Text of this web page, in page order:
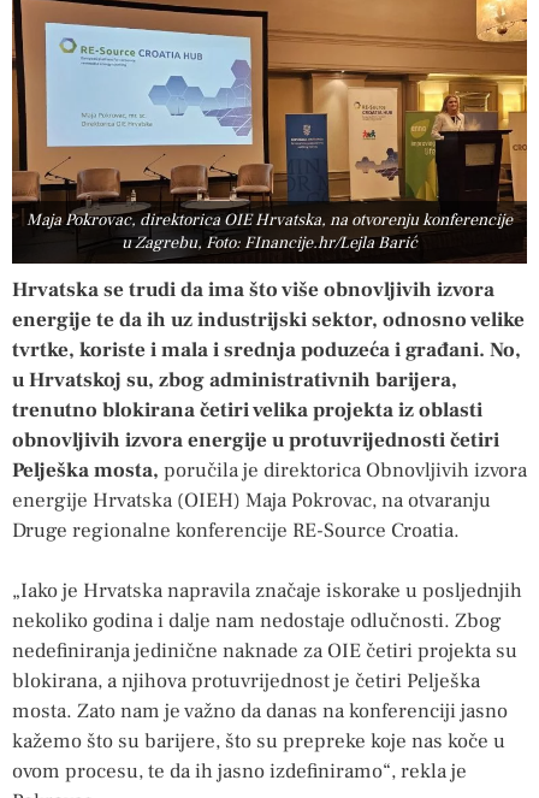
Maja Pokrovac, direktorica OIE Hrvatska, na otvorenju konferencije
u Zagrebu, Foto: FInancije.hr/Lejla Barić
Hrvatska se trudi da ima što više obnovljivih izvora
energije te da ih uz industrijski sektor, odnosno velike
tvrtke, koriste i mala i srednja poduzeća i građani. No,
u Hrvatskoj su, zbog administrativnih barijera,
trenutno blokirana četiri velika projekta iz oblasti
obnovljivih izvora energije u protuvrijednosti četiri
Pelješka mosta, poručila je direktorica Obnovljivih izvora
energije Hrvatska (OIEH) Maja Pokrovac, na otvaranju
Druge regionalne konferencije RE-Source Croatia.
„Iako je Hrvatska napravila značaje iskorake u posljednjih
nekoliko godina i dalje nam nedostaje odlučnosti. Zbog
nedefiniranja jedinične naknade za OIE četiri projekta su
blokirana, a njihova protuvrijednost je četiri Pelješka
mosta. Zato nam je važno da danas na konferenciji jasno
kažemo što su barijere, što su prepreke koje nas koče u
ovom procesu, te da ih jasno izdefiniramo“, rekla je